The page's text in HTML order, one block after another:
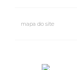
mapa do site